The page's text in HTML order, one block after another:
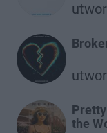
utwor
utwor
the